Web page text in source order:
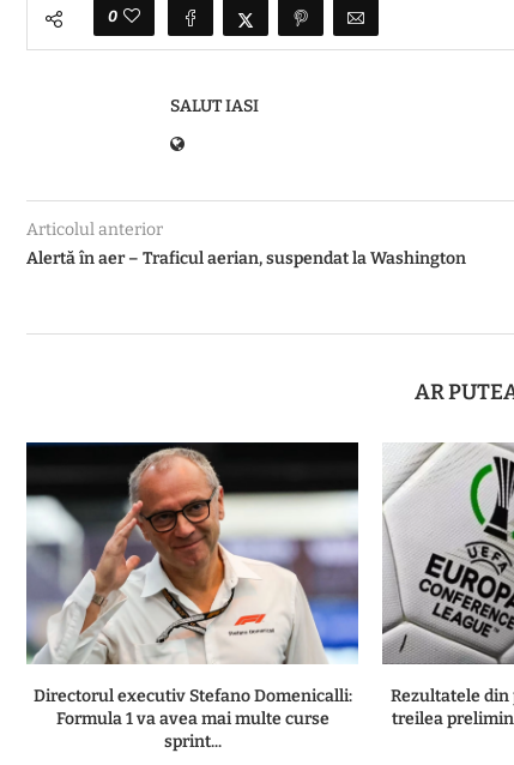
0
SALUT IASI
Articolul anterior
Alertă în aer – Traficul aerian, suspendat la Washington
AR
Directorul executiv Stefano Domenicalli:
Formula 1 va avea mai multe curse
sprint...
Rezultatele
treilea